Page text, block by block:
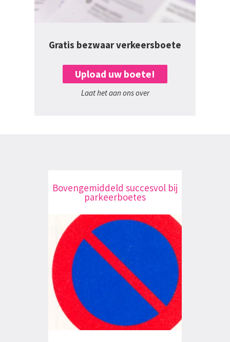
Gratis bezwaar verkeersboete
Upload uw boete!
Laat het aan ons over
Bovengemiddeld succesvol bij
parkeerboetes